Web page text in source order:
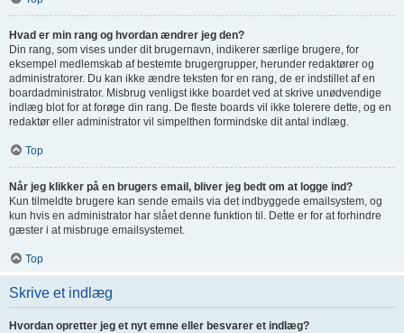
Hvad er min rang og hvordan ændrer jeg den?
Din rang, som vises under dit brugernavn, indikerer særlige brugere, for
eksempel medlemskab af bestemte brugergrupper, herunder redaktører og
administratorer. Du kan ikke ændre teksten for en rang, de er indstillet af en
boardadministrator. Misbrug venligst ikke boardet ved at skrive unødvendige
indlæg blot for at forøge din rang. De fleste boards vil ikke tolerere dette, og en
redaktør eller administrator vil simpelthen formindske dit antal indlæg.
Top
Når jeg klikker på en brugers email, bliver jeg bedt om at logge ind?
Kun tilmeldte brugere kan sende emails via det indbyggede emailsystem, og
kun hvis en administrator har slået denne funktion til. Dette er for at forhindre
gæster i at misbruge emailsystemet.
Top
Skrive et indlæg
Hvordan opretter jeg et nyt emne eller besvarer et indlæg?